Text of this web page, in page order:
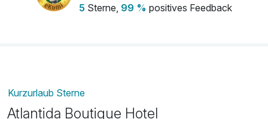
5 Sterne, 99 % positives Feedback
Kurzurlaub Sterne
Atlantida Boutique Hotel